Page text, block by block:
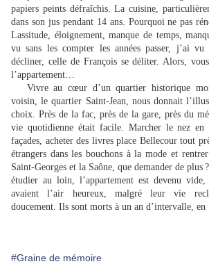
papiers peints défraîchis. La cuisine,
dans son jus pendant 14 ans. Pourquoi ne pas
Lassitude, éloignement, manque de temps,
vu sans les compter les années passer, j’ai
décliner, celle de François se déliter. Alors,
l’appartement…
Vivre au cœur d’un quartier historique
voisin, le quartier Saint-Jean, nous donnait
choix. Près de la fac, près de la gare, près du
vie quotidienne était facile. Marcher le nez
façades, acheter des livres place Bellecour tout
étrangers dans les bouchons à la mode et
Saint-Georges et la Saône, que demander de plus
étudier au loin, l’appartement est devenu
avaient l’air heureux, malgré leur vie
doucement. Ils sont morts à un an d’intervalle, en
#Graine de mémoire